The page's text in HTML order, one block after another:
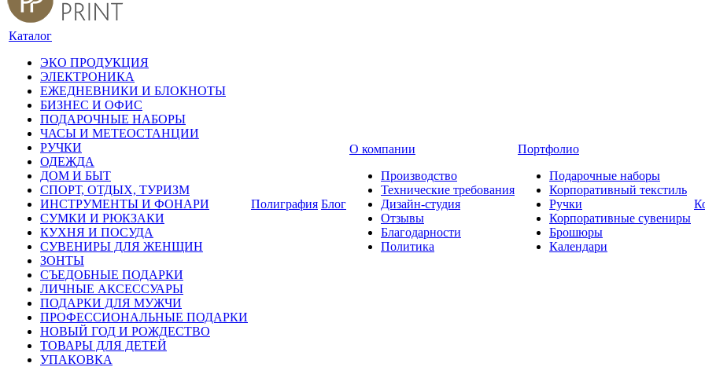
Каталог
ЭКО ПРОДУКЦИЯ
ЭЛЕКТРОНИКА
ЕЖЕДНЕВНИКИ И БЛОКНОТЫ
БИЗНЕС И ОФИС
ПОДАРОЧНЫЕ НАБОРЫ
ЧАСЫ И МЕТЕОСТАНЦИИ
РУЧКИ
ОДЕЖДА
ДОМ И БЫТ
СПОРТ, ОТДЫХ, ТУРИЗМ
ИНСТРУМЕНТЫ И ФОНАРИ
СУМКИ И РЮКЗАКИ
КУХНЯ И ПОСУДА
СУВЕНИРЫ ДЛЯ ЖЕНЩИН
ЗОНТЫ
СЪЕДОБНЫЕ ПОДАРКИ
ЛИЧНЫЕ АКСЕССУАРЫ
ПОДАРКИ ДЛЯ МУЖЧИ
ПРОФЕССИОНАЛЬНЫЕ ПОДАРКИ
НОВЫЙ ГОД И РОЖДЕСТВО
ТОВАРЫ ДЛЯ ДЕТЕЙ
УПАКОВКА
Полиграфия Блог
О компании
Производство
Технические требования
Дизайн-студия
Отзывы
Благодарности
Политика
Портфолио
Подарочные наборы
Корпоративный текстиль
Ручки
Корпоративные сувениры
Брошюры
Календари